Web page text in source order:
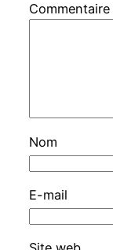
Commentaire
Nom
E-mail